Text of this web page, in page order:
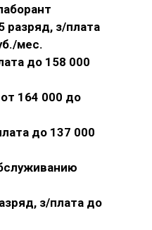
разряд, з/плата
мес.
до 158 000
164 000 до
до 137 000
з/плата до